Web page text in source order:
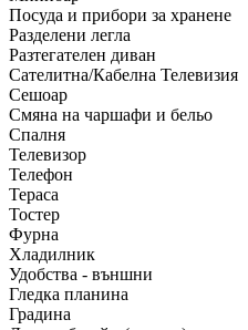
Посуда и прибори за хранене
Разделени легла
Разтегателен диван
Сателитна/Кабелна Телевизия
Сешоар
Смяна на чаршафи и бельо
Спалня
Телевизор
Телефон
Тераса
Тостер
Фурна
Хладилник
Удобства - външни
Гледка планина
Градина